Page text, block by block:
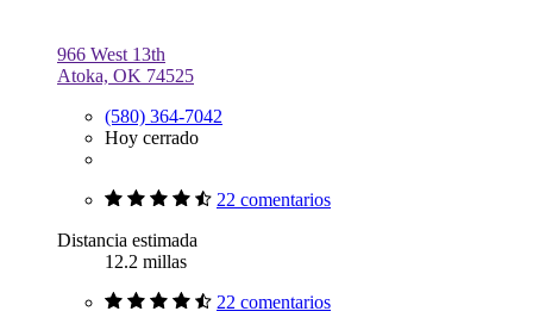
966 West 13th
Atoka, OK 74525
(580) 364-7042
Hoy cerrado
22 comentarios
Distancia estimada
12.2 millas
22 comentarios